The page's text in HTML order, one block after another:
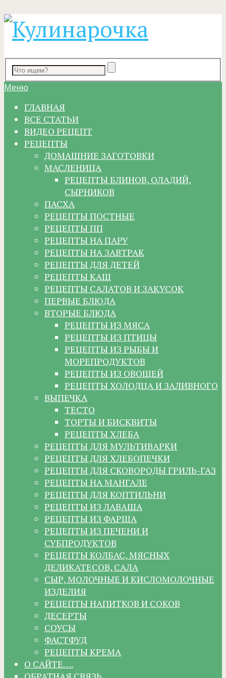
Меню
ГЛАВНАЯ
ВСЕ СТАТЬИ
ВИДЕО РЕЦЕПТ
РЕЦЕПТЫ
ДОМАШНИЕ ЗАГОТОВКИ
МАСЛЕНИЦА
РЕЦЕПТЫ БЛИНОВ, ОЛАДИЙ,
СЫРНИКОВ
ПАСХА
РЕЦЕПТЫ ПОСТНЫЕ
РЕЦЕПТЫ ПП
РЕЦЕПТЫ НА ПАРУ
РЕЦЕПТЫ НА ЗАВТРАК
РЕЦЕПТЫ ДЛЯ ДЕТЕЙ
РЕЦЕПТЫ КАШ
РЕЦЕПТЫ САЛАТОВ И ЗАКУСОК
ПЕРВЫЕ БЛЮДА
ВТОРЫЕ БЛЮДА
РЕЦЕПТЫ ИЗ МЯСА
РЕЦЕПТЫ ИЗ ПТИЦЫ
РЕЦЕПТЫ ИЗ РЫБЫ И
МОРЕПРОДУКТОВ
РЕЦЕПТЫ ИЗ ОВОЩЕЙ
РЕЦЕПТЫ ХОЛОДЦА И ЗАЛИВНОГО
ВЫПЕЧКА
ТЕСТО
ТОРТЫ И БИСКВИТЫ
РЕЦЕПТЫ ХЛЕБА
РЕЦЕПТЫ ДЛЯ МУЛЬТИВАРКИ
РЕЦЕПТЫ ДЛЯ ХЛЕБОПЕЧКИ
РЕЦЕПТЫ ДЛЯ СКОВОРОДЫ ГРИЛЬ-ГАЗ
РЕЦЕПТЫ НА МАНГАЛЕ
РЕЦЕПТЫ ДЛЯ КОПТИЛЬНИ
РЕЦЕПТЫ ИЗ ЛАВАША
РЕЦЕПТЫ ИЗ ФАРША
РЕЦЕПТЫ ИЗ ПЕЧЕНИ И
СУБПРОДУКТОВ
РЕЦЕПТЫ КОЛБАС, МЯСНЫХ
ДЕЛИКАТЕСОВ, САЛА
СЫР, МОЛОЧНЫЕ И КИСЛОМОЛОЧНЫЕ
ИЗДЕЛИЯ
РЕЦЕПТЫ НАПИТКОВ И СОКОВ
ДЕСЕРТЫ
СОУСЫ
ФАСТФУД
РЕЦЕПТЫ КРЕМА
О САЙТЕ….